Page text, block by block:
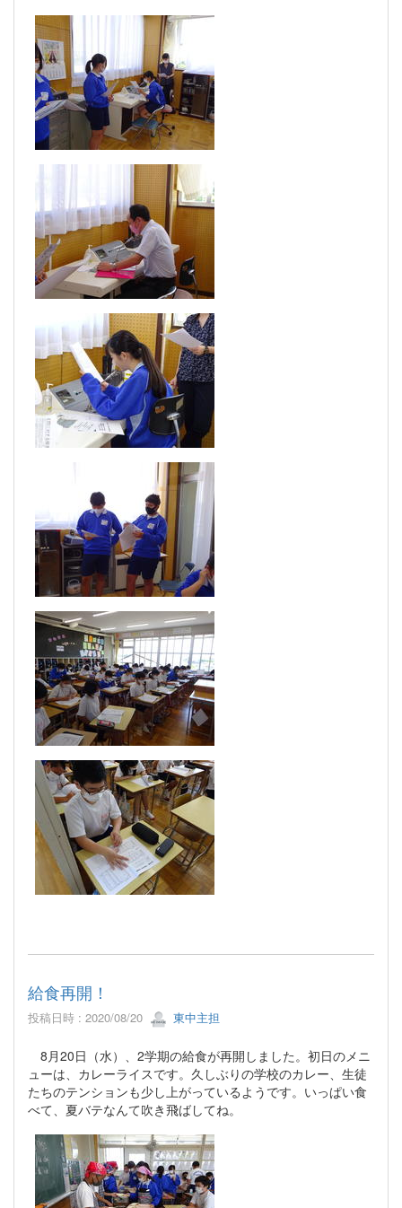
給食再開！
投稿日時 : 2020/08/20 東中主担
8月20日（水）、2学期の給食が再開しました。初日のメニ
ューは、カレーライスです。久しぶりの学校のカレー、生徒
たちのテンションも少し上がっているようです。いっぱい食
べて、夏バテなんて吹き飛ばしてね。